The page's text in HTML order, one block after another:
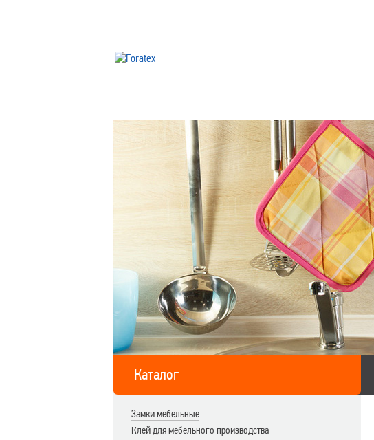
Каталог
Замки мебельные
Клей для мебельного производства